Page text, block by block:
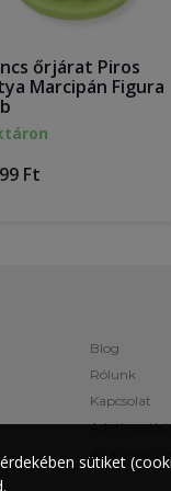
őrjárat Piros
Marcipán Figura
Ft
sütiket
Blog
Rólunk
Kapcsolat
Általános